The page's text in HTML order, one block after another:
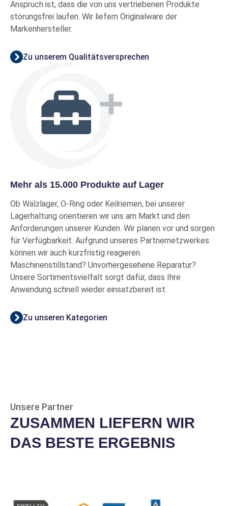
Anspruch ist, dass die von uns vertriebenen Produkte
störungsfrei laufen. Wir liefern Originalware der
Markenhersteller.
Zu unserem Qualitätsversprechen
Mehr als 15.000 Produkte auf Lager
Ob Wälzlager, O-Ring oder Keilriemen, bei unserer
Lagerhaltung orientieren wir uns am Markt und den
Anforderungen unserer Kunden. Wir planen vor und sorgen
für Verfügbarkeit. Aufgrund unseres Partnernetzwerkes
können wir auch kurzfristig reagieren.
Maschinenstillstand? Unvorhergesehene Reparatur?
Unsere Sortimentsvielfalt sorgt dafür, dass Ihre
Anwendung schnell wieder einsatzbereit ist.
Zu unseren Kategorien
Unsere Partner
ZUSAMMEN LIEFERN WIR
DAS BESTE ERGEBNIS